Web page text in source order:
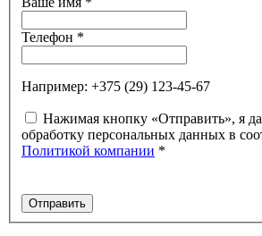
Телефон *
Например: +375 (29) 123-45-67
Нажимая кнопку «Отправить», я
обработку персональных данных в
Политикой компании *